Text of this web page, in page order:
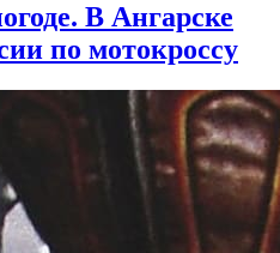
В Ангарске
по мотокроссу